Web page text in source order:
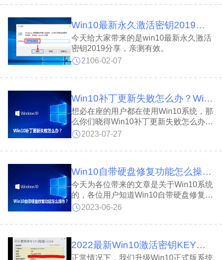
能需搭配Windows 7。而使用该
Win10最新永久激活密钥2019（亲测有效）
今天给大家带来的是win10最新永久激活
密钥2019分享，亲测有效。
2106-02-07
Win10补丁更新失败怎么办？Win10补丁更新失败的解决方法
想必在座的用户都在使用Win10系统，那
么你们晓得Win10补丁更新失败怎么办?
下面这篇内容就为大伙带来了Win10补丁
看看吧。 Win10补丁更新失败怎么办?
2023-07-27
Win10自带硬盘修复功能怎么操作？Win10自带硬盘检测工具使用方法
今天为各位带来的文章是关于Win10系统
的，各位用户知道Win10自带硬盘修复功
能怎么操作吗?接下来，小编就为大伙带
让我们一起来下文看看吧。
2023-06-26
2022最新Win10激活密钥KEY大全（有效激活）
正常情况下，我们升级Win10正式版系统